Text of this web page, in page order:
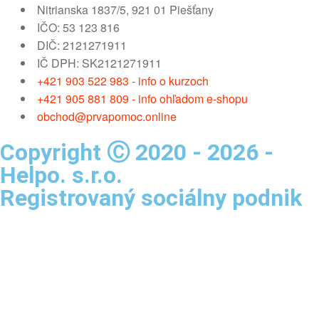
Nitrianska 1837/5, 921 01 Piešťany
IČO: 53 123 816
DIČ: 2121271911
IČ DPH: SK2121271911
+421 903 522 983 - info o kurzoch
+421 905 881 809 - info ohľadom e-shopu
obchod@prvapomoc.online
Copyright Ⓒ 2020 - 2026 -
Helpo. s.r.o.
Registrovaný sociálny podnik